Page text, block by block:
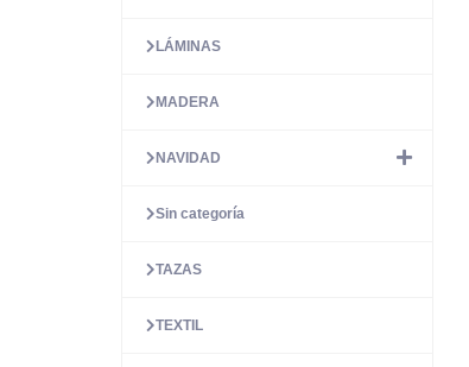
LÁMINAS
MADERA
NAVIDAD
Sin categoría
TAZAS
TEXTIL